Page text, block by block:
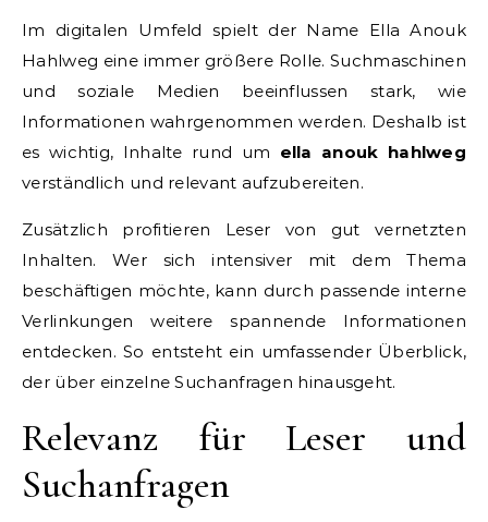
Im digitalen Umfeld spielt der Name Ella Anouk
Hahlweg eine immer größere Rolle. Suchmaschinen
und soziale Medien beeinflussen stark, wie
Informationen wahrgenommen werden. Deshalb ist
es wichtig, Inhalte rund um ella anouk hahlweg
verständlich und relevant aufzubereiten.
Zusätzlich profitieren Leser von gut vernetzten
Inhalten. Wer sich intensiver mit dem Thema
beschäftigen möchte, kann durch passende interne
Verlinkungen weitere spannende Informationen
entdecken. So entsteht ein umfassender Überblick,
der über einzelne Suchanfragen hinausgeht.
Relevanz für Leser und
Suchanfragen